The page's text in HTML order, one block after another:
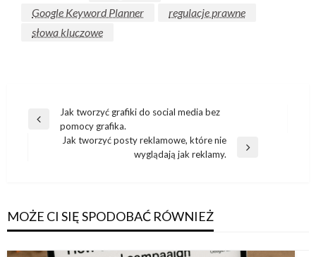
Google Keyword Planner
regulacje prawne
słowa kluczowe
Nawigacja
wpisu
Poprzedni
Jak tworzyć grafiki do social media bez
pomocy grafika.
Jak tworzyć posty reklamowe, które nie
wyglądają jak reklamy.
MOŻE CI SIĘ SPODOBAĆ RÓWNIEŻ